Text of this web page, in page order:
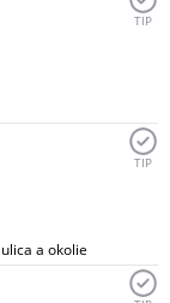
TIP
a okolie
TIP